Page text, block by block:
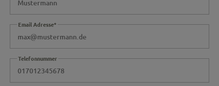
Email Adresse*
Telefonnummer